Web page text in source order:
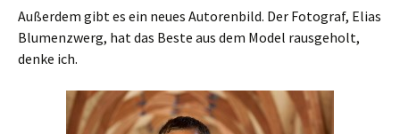
Außerdem gibt es ein neues Autorenbild. Der Fotograf, Elias
Blumenzwerg, hat das Beste aus dem Model rausgeholt,
denke ich.